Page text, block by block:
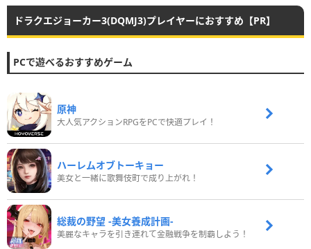
ドラクエジョーカー3(DQMJ3)プレイヤーにおすすめ【PR】
PCで遊べるおすすめゲーム
原神
大人気アクションRPGをPCで快適プレイ！
ハーレムオブトーキョー
美女と一緒に歌舞伎町で成り上がれ！
総裁の野望 -美女養成計画-
美麗なキャラを引き連れて金融戦争を制覇しよう！